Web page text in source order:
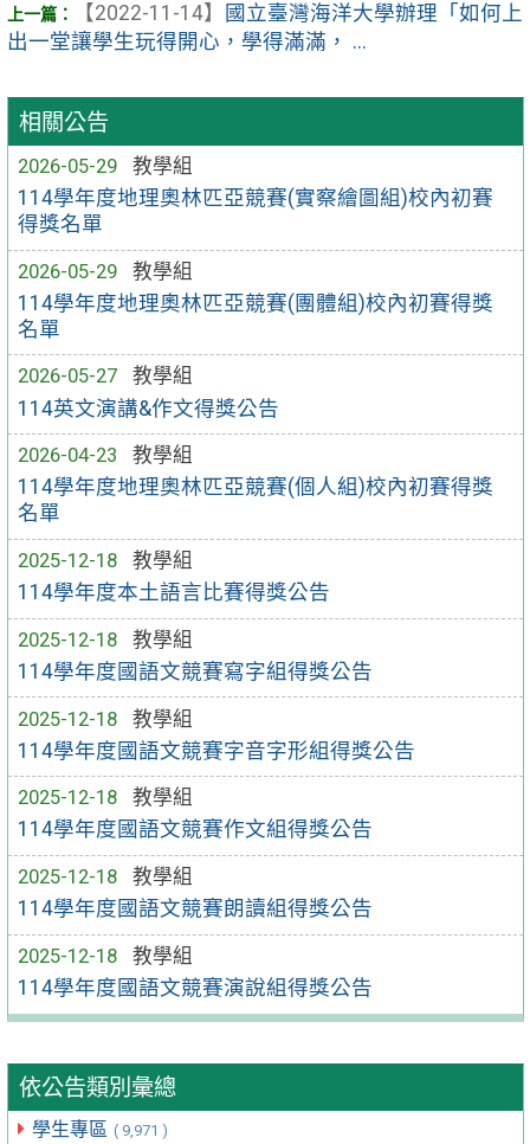
相關公告
2026-05-29
教學組
114學年度地理奧林匹亞競賽(實察繪圖組)校內初賽
得獎名單
2026-05-29
教學組
114學年度地理奧林匹亞競賽(團體組)校內初賽得獎
名單
2026-05-27
教學組
114英文演講&作文得獎公告
2026-04-23
教學組
114學年度地理奧林匹亞競賽(個人組)校內初賽得獎
名單
2025-12-18
教學組
114學年度本土語言比賽得獎公告
2025-12-18
教學組
114學年度國語文競賽寫字組得獎公告
2025-12-18
教學組
114學年度國語文競賽字音字形組得獎公告
2025-12-18
教學組
114學年度國語文競賽作文組得獎公告
2025-12-18
教學組
114學年度國語文競賽朗讀組得獎公告
2025-12-18
教學組
114學年度國語文競賽演說組得獎公告
依公告類別彙總
學生專區 ( 9,971 )
【2022-11-14】
國立臺灣海洋大學辦理「如何上
出一堂讓學生玩得開心，學得滿滿， ...